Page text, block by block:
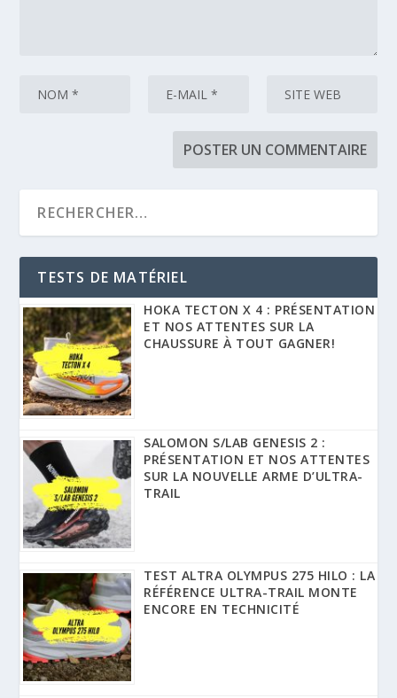
TESTS DE MATÉRIEL
HOKA TECTON X 4 : PRÉSENTATION
ET NOS ATTENTES SUR LA
CHAUSSURE À TOUT GAGNER!
SALOMON S/LAB GENESIS 2 :
PRÉSENTATION ET NOS ATTENTES
SUR LA NOUVELLE ARME D’ULTRA-
TRAIL
TEST ALTRA OLYMPUS 275 HILO : LA
RÉFÉRENCE ULTRA-TRAIL MONTE
ENCORE EN TECHNICITÉ